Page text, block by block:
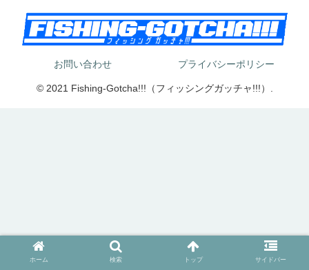
お問い合わせ プライバシーポリシー
© 2021 Fishing-Gotcha!!!（フィッシングガッチャ!!!）.
ホーム 検索 トップ サイドバー